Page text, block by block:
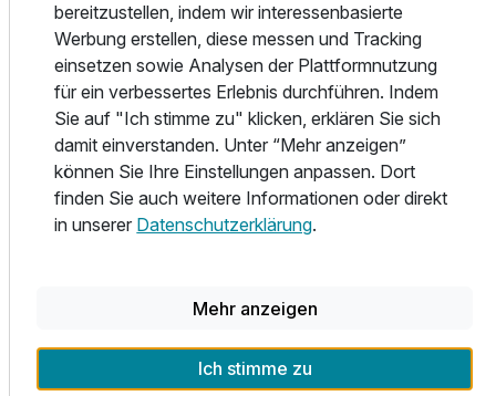
Unsere 103 komfortablen Hotelzimmer und exklusiven
Suiten sind wahre Komfortzonen und
vereinen ein gelungenes Zusammenspiel aus behaglichem
Ambiente und zeitlosem Design. Der Blick geht aus vielen
Zimmern entweder in den Privatgarten des Hotels oder auf
die Dachgärten und verspricht Erholung sowie einen
ruhigen Schlaf.
Das Parkhotel ist ein ausgezeichneter Ort, um Leib und
Seele zu verwöhnen. Ob regionale Spezialitäten,
internationale Klassiker oder gepflegte Weine: Unsere
bereitzustellen, indem wir interessenbasierte
Werbung erstellen, diese messen und Tracking
einsetzen sowie Analysen der Plattformnutzung
für ein verbessertes Erlebnis durchführen. Indem
Sie auf "Ich stimme zu" klicken, erklären Sie sich
damit einverstanden. Unter “Mehr anzeigen”
können Sie Ihre Einstellungen anpassen. Dort
finden Sie auch weitere Informationen oder direkt
in unserer Datenschutzerklärung.
Mehr anzeigen
Ich stimme zu